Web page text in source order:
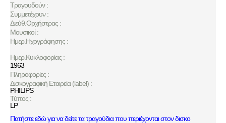
Τραγουδούν :
Συμμετέχουν :
Διεύθ.Ορχήστρας :
Μουσικοί :
Ημερ.Ηχογράφησης :
Ημερ.Κυκλοφορίας :
1963
Πληροφορίες :
Δισκογραφική Εταιρεία (label) :
PHILIPS
Τύπος :
LP
Πατήστε εδώ για να δείτε τα τραγούδια που περιέχονται στον δισκο